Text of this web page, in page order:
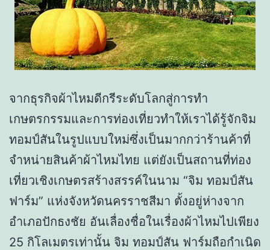
จากธุรกิจผ้าไหมดีกรีระดับโลกสู่การทำ
เกษตรกรรมและการท่องเที่ยวทำให้เราได้รู้จักจิม
ทอมป์สันในรูปแบบใหม่ซึ่งเป็นมากกว่าร้านค้าที่
จำหน่ายสินค้าผ้าไหมไทย แต่ยังเป็นสถานที่ท่อง
เที่ยวเชิงเกษตรสร้างสรรค์ในนาม “จิม ทอมป์สัน
ฟาร์ม” แห่งจังหวัดนครราชสีมา ตั้งอยู่ห่างจาก
อำเภอปักธงชัย อันเลื่องชื่อในเรื่องผ้าไหมไปเพียง
25 กิโลเมตรเท่านั้น จิม ทอมป์สัน ฟาร์มถือกำเนิด